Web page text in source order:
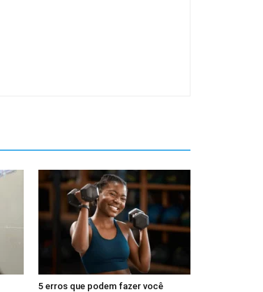
5 erros que podem fazer você